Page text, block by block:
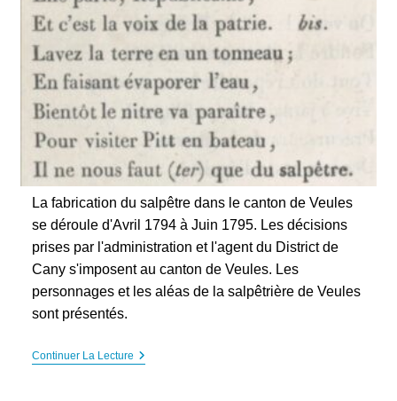
La fabrication du salpêtre dans le canton de Veules
se déroule d'Avril 1794 à Juin 1795. Les décisions
prises par l'administration et l'agent du District de
Cany s'imposent au canton de Veules. Les
personnages et les aléas de la salpêtrière de Veules
sont présentés.
Continuer La LectureLa